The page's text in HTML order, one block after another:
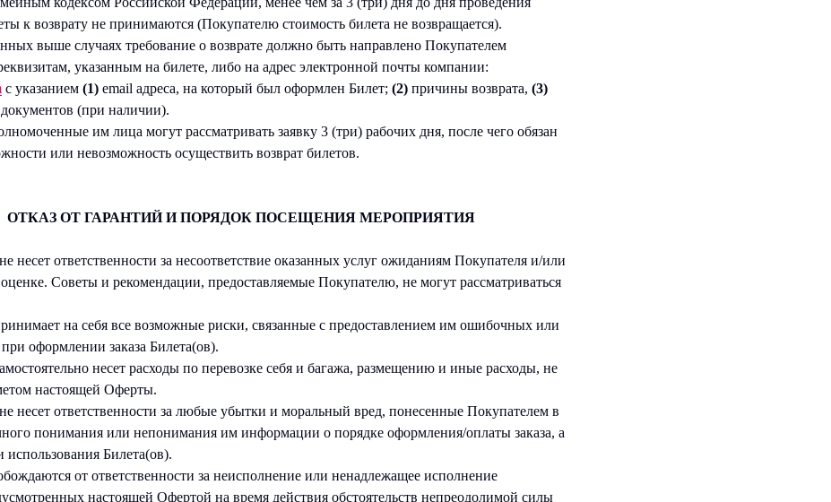
к возврату не принимаются (Покупателю стоимость билета не возвращается).
выше случаях требование о возврате должно быть направлено Покупателем
указанным на билете, либо на адрес электронной почты компании:
с указанием (1) email адреса, на который был оформлен Билет; (2) причины возврата, (3)
(при наличии).
им лица могут рассматривать заявку 3 (три) рабочих дня, после чего обязан
или невозможность осуществить возврат билетов.
ОТ ГАРАНТИЙ И ПОРЯДОК ПОСЕЩЕНИЯ МЕРОПРИЯТИЯ
несет ответственности за несоответствие оказанных услуг ожиданиям Покупателя и/или
Советы и рекомендации, предоставляемые Покупателю, не могут рассматриваться
на себя все возможные риски, связанные с предоставлением им ошибочных или
оформлении заказа Билета(ов).
несет расходы по перевозке себя и багажа, размещению и иные расходы, не
настоящей Оферты.
несет ответственности за любые убытки и моральный вред, понесенные Покупателем в
понимания или непонимания им информации о порядке оформления/оплаты заказа, а
использования Билета(ов).
от ответственности за неисполнение или ненадлежащее исполнение
настоящей Офертой на время действия обстоятельств непреодолимой силы